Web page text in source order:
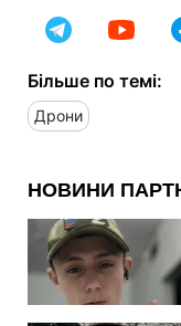
Більше по темі:
Дрони